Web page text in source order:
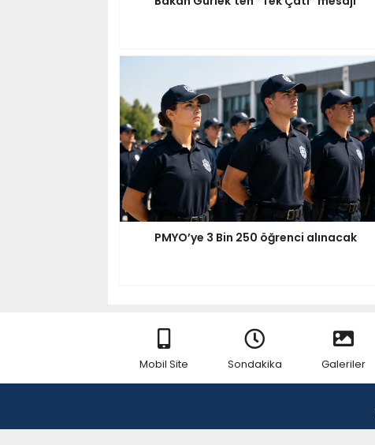
PMYO’ye 3 Bin 250 öğrenci alınacak
Mobil Site Sondakika Galeriler